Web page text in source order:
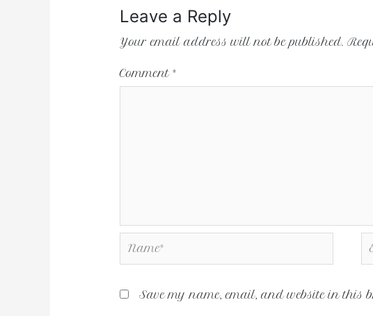
Leave a Reply
Your email address will not be published.
Comment*
Save my name, email, and website in this